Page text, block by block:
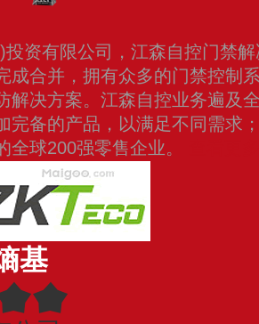
资有限公司，江森自控门禁
成合并，拥有众多的门禁控制
解决方案。江森自控业务遍及
完备的产品，以满足不同需求
全球200强零售企业。
基